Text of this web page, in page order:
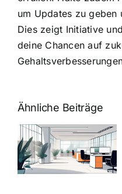
um Updates zu geben
Dies zeigt Initiative
deine Chancen auf
Ähnliche Beiträge
5